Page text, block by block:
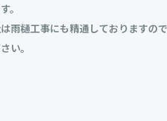
。
雨樋工事にも精通しておりますの
い。